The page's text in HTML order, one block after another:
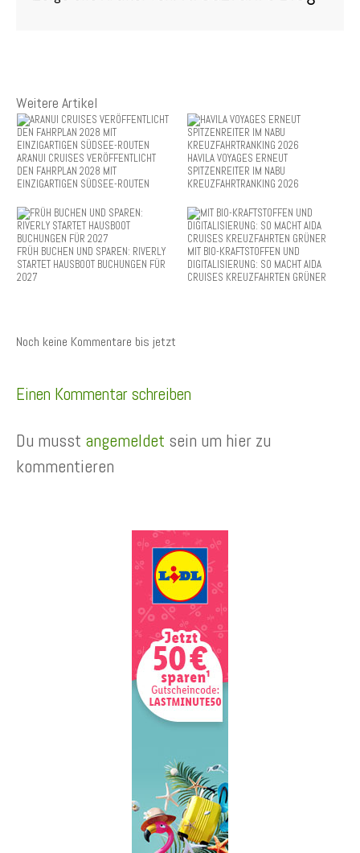
Weitere Artikel
ARANUI CRUISES VERÖFFENTLICHT
DEN FAHRPLAN 2028 MIT
EINZIGARTIGEN SÜDSEE-ROUTEN
HAVILA VOYAGES ERNEUT
SPITZENREITER IM NABU
KREUZFAHRTRANKING 2026
FRÜH BUCHEN UND SPAREN: RIVERLY
STARTET HAUSBOOT BUCHUNGEN FÜR
2027
MIT BIO-KRAFTSTOFFEN UND
DIGITALISIERUNG: SO MACHT AIDA
CRUISES KREUZFAHRTEN GRÜNER
Noch keine Kommentare bis jetzt
Einen Kommentar schreiben
Du musst angemeldet sein um hier zu
kommentieren